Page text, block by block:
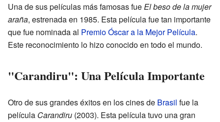
Una de sus películas más famosas fueEl beso de la mujer
araña, estrenada en 1985. Esta película fue tan importante
que fue nominada al Premio Óscar a la Mejor Película.
Este reconocimiento lo hizo conocido en todo el mundo.
"Carandiru": Una Película Importante
Otro de sus grandes éxitos en los cines de Brasil fue la
película Carandiru (2003). Esta película tuvo una gran